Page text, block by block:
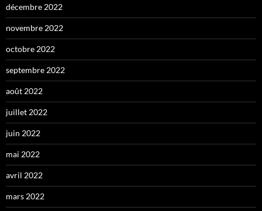
décembre 2022
novembre 2022
octobre 2022
septembre 2022
août 2022
juillet 2022
juin 2022
mai 2022
avril 2022
mars 2022